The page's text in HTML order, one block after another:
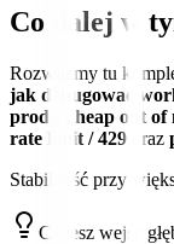
Co dalej w
Rozwijamy tu
jak debugować
prod)
„heap out
rate limit / 429 oraz
Stabilność przy
Chcesz wejść